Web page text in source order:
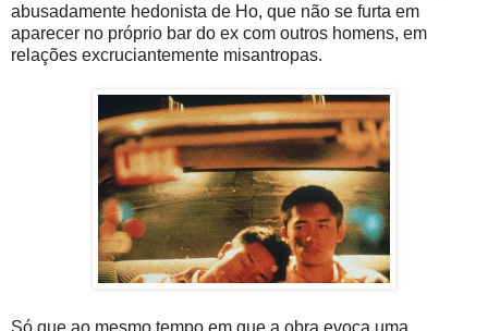
abusadamente hedonista de Ho, que não se furta em
aparecer no próprio bar do ex com outros homens, em
relações excruciantemente misantropas.
Só que ao mesmo tempo em que a obra evoca uma